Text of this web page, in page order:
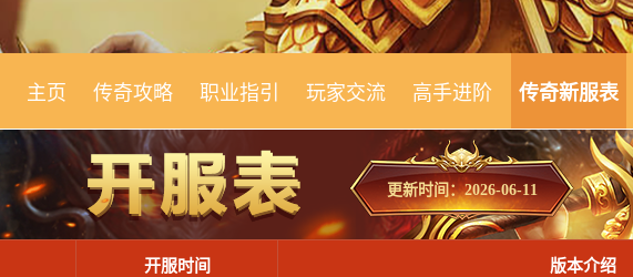
主页 传奇攻略 职业指引 玩家交流 高手进阶 传奇新服表
更新时间：2026-06-11
开服时间 版本介绍